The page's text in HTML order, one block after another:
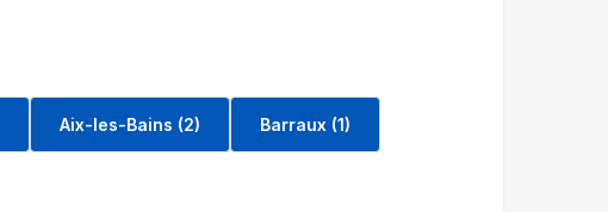
Aix-les-Bains (2) Barraux (1)